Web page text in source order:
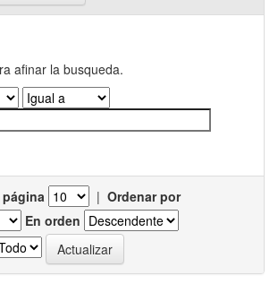
afinar la busqueda.
| Ordenar por
En orden